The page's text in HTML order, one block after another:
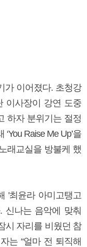
가 이어졌다. 초청강
이사장이 강연 도중
하자 분위기는 절정
Raise Me Up’을
래교실을 방불케 했
'최윤라 아미고탱고
신나는 음악에 맞춰
시 자리를 비웠던 참
는 “얼마 전 퇴직해